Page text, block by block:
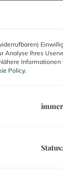
Analyse Ihres
Informationen
Policy.